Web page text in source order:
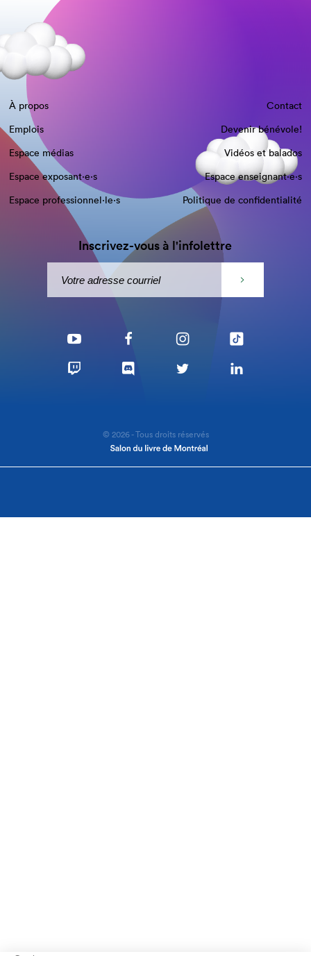
À propos
Contact
Emplois
Devenir bénévole!
Espace médias
Vidéos et balados
Espace exposant·e⋅s
Espace enseignant·e⋅s
Espace professionnel·le⋅s
Politique de confidentialité
Inscrivez-vous à l'infolettre
© 2026 - Tous droits réservés